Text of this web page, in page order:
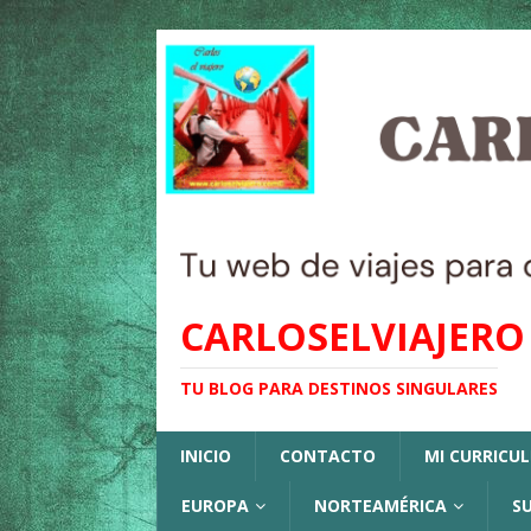
CARLOSELVIAJERO
TU BLOG PARA DESTINOS SINGULARES
INICIO CONTACTO MI
EUROPA NORTEAMÉRICA